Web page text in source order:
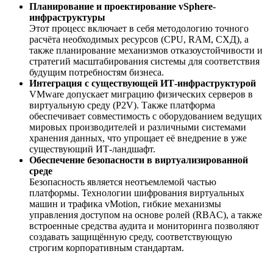
Планирование и проектирование vSphere-
инфраструктуры
Этот процесс включает в себя методологию точного
расчёта необходимых ресурсов (CPU, RAM, СХД), а
также планирование механизмов отказоустойчивости и
стратегий масштабирования системы для соответствия
будущим потребностям бизнеса.
Интеграция с существующей ИТ-инфраструктурой
VMware допускает миграцию физических серверов в
виртуальную среду (P2V). Также платформа
обеспечивает совместимость с оборудованием ведущих
мировых производителей и различными системами
хранения данных, что упрощает её внедрение в уже
существующий ИТ-ландшафт.
Обеспечение безопасности в виртуализированной
среде
Безопасность является неотъемлемой частью
платформы. Технологии шифрования виртуальных
машин и трафика vMotion, гибкие механизмы
управления доступом на основе ролей (RBAC), а также
встроенные средства аудита и мониторинга позволяют
создавать защищённую среду, соответствующую
строгим корпоративным стандартам.